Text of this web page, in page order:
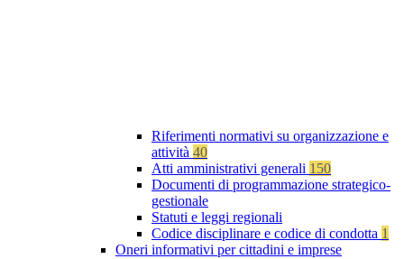
Riferimenti normativi su organizzazione e
attività 40
Atti amministrativi generali 150
Documenti di programmazione strategico-
gestionale
Statuti e leggi regionali
Codice disciplinare e codice di condotta 1
Oneri informativi per cittadini e imprese